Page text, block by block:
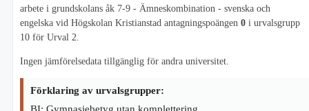
arbete i grundskolans åk 7-9 - Ämneskombination - svenska och
engelska vid Högskolan Kristianstad antagningspoängen 0 i urvalsgrupp
10 för Urval 2.
Ingen jämförelsedata tillgänglig för andra universitet.
Förklaring av urvalsgrupper:
BI: Gymnasiebetyg utan komplettering